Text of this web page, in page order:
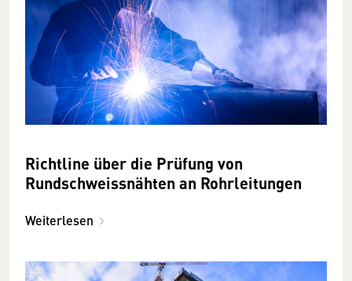
Richtline über die Prüfung von
Rundschweissnähten an Rohrleitungen
Weiterlesen